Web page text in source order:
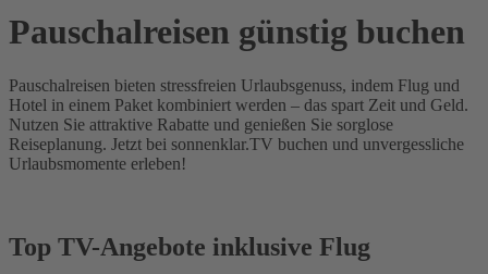
Pauschalreisen günstig buchen
Pauschalreisen bieten stressfreien Urlaubsgenuss, indem Flug und
Hotel in einem Paket kombiniert werden – das spart Zeit und Geld.
Nutzen Sie attraktive Rabatte und genießen Sie sorglose
Reiseplanung. Jetzt bei sonnenklar.TV buchen und unvergessliche
Urlaubsmomente erleben!
Top TV-Angebote inklusive Flug